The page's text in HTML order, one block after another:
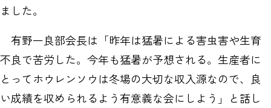
ました。
有野一良部会長は「昨年は猛暑による害虫害や生育
不良で苦労した。今年も猛暑が予想される。生産者に
とってホウレンソウは冬場の大切な収入源なので、良
い成績を収められるよう有意義な会にしよう」と話し